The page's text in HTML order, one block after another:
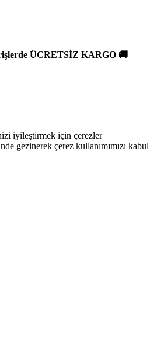
ÜCRETSİZ KARGO 🚚
iyileştirmek için çerezler
gezinerek çerez kullanımımızı kabul